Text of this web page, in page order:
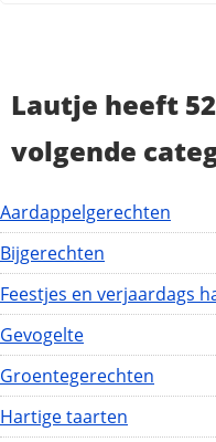
Lautje heeft
volgende
Aardappelgerechten
Bijgerechten
Feestjes en verjaardags
Gevogelte
Groentegerechten
Hartige taarten